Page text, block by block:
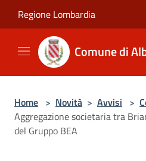
Regione Lombardia
Comune di
Home > Novità > Avvisi >
Aggregazione societaria tra
del Gruppo BEA